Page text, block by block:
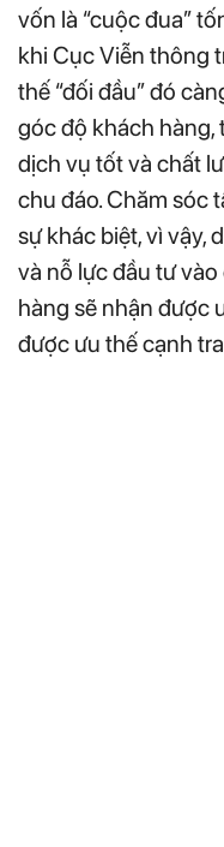
vốn là “cuộc đua”
khi Cục Viễn thông
thế “đối đầu” đó
góc độ khách hàng,
dịch vụ tốt và chất
chu đáo. Chăm sóc
sự khác biệt, vì vậy,
và nỗ lực đầu tư
hàng sẽ nhận được
được ưu thế cạnh